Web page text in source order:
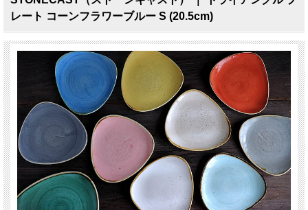
レート コーンフラワーブルー S (20.5cm)